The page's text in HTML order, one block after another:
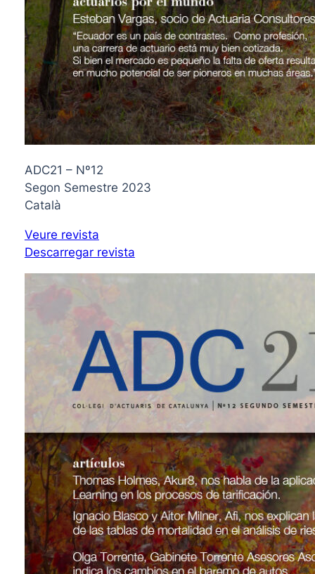
ADC21 – Nº12
Segon Semestre 2023
Català
Veure revista
Descarregar revista